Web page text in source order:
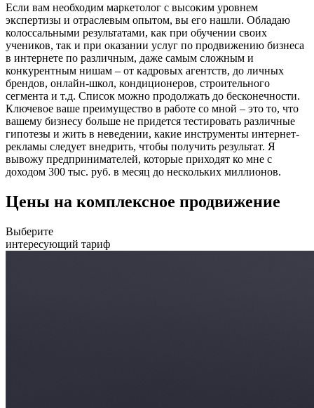
Если вам необходим маркетолог с высоким уровнем
экспертизы и отраслевым опытом, вы его нашли. Обладаю
колоссальными результатами, как при обучении своих
учеников, так и при оказании услуг по продвижению бизнеса
в интернете по различным, даже самым сложным и
конкурентным нишам – от кадровых агентств, до личных
брендов, онлайн-школ, кондиционеров, строительного
сегмента и т.д. Список можно продолжать до бесконечности.
Ключевое ваше преимущество в работе со мной – это то, что
вашему бизнесу больше не придется тестировать различные
гипотезы и жить в неведении, какие инструменты интернет-
рекламы следует внедрить, чтобы получить результат. Я
вывожу предпринимателей, которые приходят ко мне с
доходом 300 тыс. руб. в месяц до нескольких миллионов.
Цены на комплексное продвижение
Выберите
интересующий тариф